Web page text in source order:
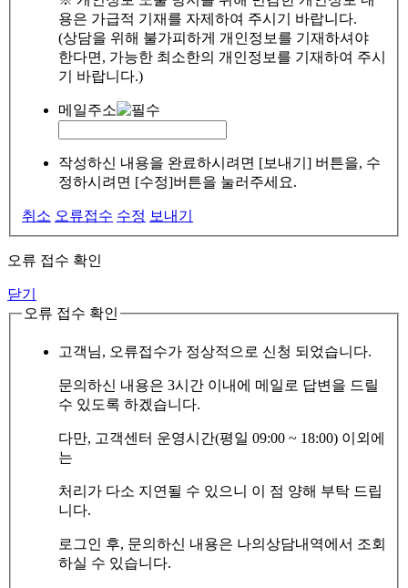
용은 가급적 기재를 자제하여 주시기 바랍니다.
(상담을 위해 불가피하게 개인정보를 기재하셔야
한다면, 가능한 최소한의 개인정보를 기재하여 주시
기 바랍니다.)
메일주소
작성하신 내용을 완료하시려면 [보내기] 버튼을, 수
정하시려면 [수정]버튼을 눌러주세요.
취소 오류접수 수정 보내기
오류 접수 확인
닫기
오류 접수 확인
고객님, 오류접수가 정상적으로 신청 되었습니다.
문의하신 내용은 3시간 이내에 메일로 답변을 드릴
수 있도록 하겠습니다.
다만, 고객센터 운영시간(평일 09:00 ~ 18:00) 이외에
는
처리가 다소 지연될 수 있으니 이 점 양해 부탁 드립
니다.
로그인 후, 문의하신 내용은 나의상담내역에서 조회
하실 수 있습니다.